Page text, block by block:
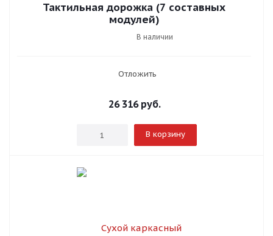
Тактильная дорожка (7 составных
модулей)
В наличии
Отложить
26 316руб.
В корзину